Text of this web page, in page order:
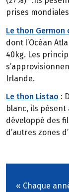
prises
Le thon Germon
dont l’Océan
40kg. Les
Irlande.
Le thon Listao :
blanc, ils pèsent
développé des
d’autres zones
« Chaque